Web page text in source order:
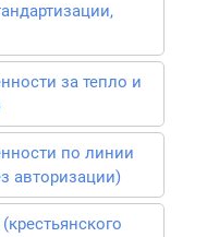
за тепло и
по линии
авторизации)